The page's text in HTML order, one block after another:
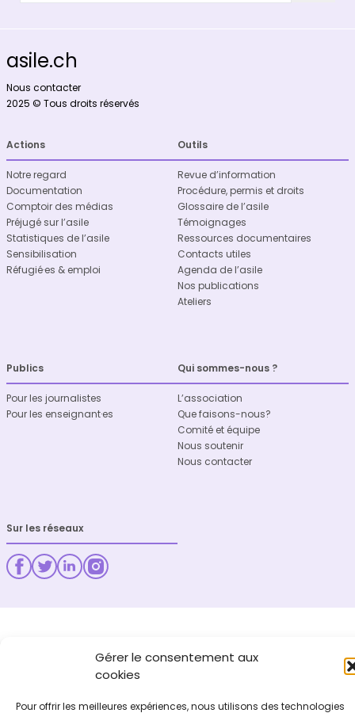
Gérer le consentement aux
cookies
Pour offrir les meilleures expériences, nous utilisons des technologies
asile.ch
Nous contacter
2025 © Tous droits réservés
Actions
Notre regard
Documentation
Comptoir des médias
Préjugé sur l’asile
Statistiques de l’asile
Sensibilisation
Réfugié·es & emploi
Outils
Revue d’information
Procédure, permis et droits
Glossaire de l’asile
Témoignages
Ressources documentaires
Contacts utiles
Agenda de l’asile
Nos publications
Ateliers
Publics
Pour les journalistes
Pour les enseignant·es
Qui sommes-nous ?
L’association
Que faisons-nous?
Comité et équipe
Nous soutenir
Nous contacter
Sur les réseaux